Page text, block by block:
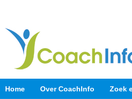
Home Over CoachInfo Zoek